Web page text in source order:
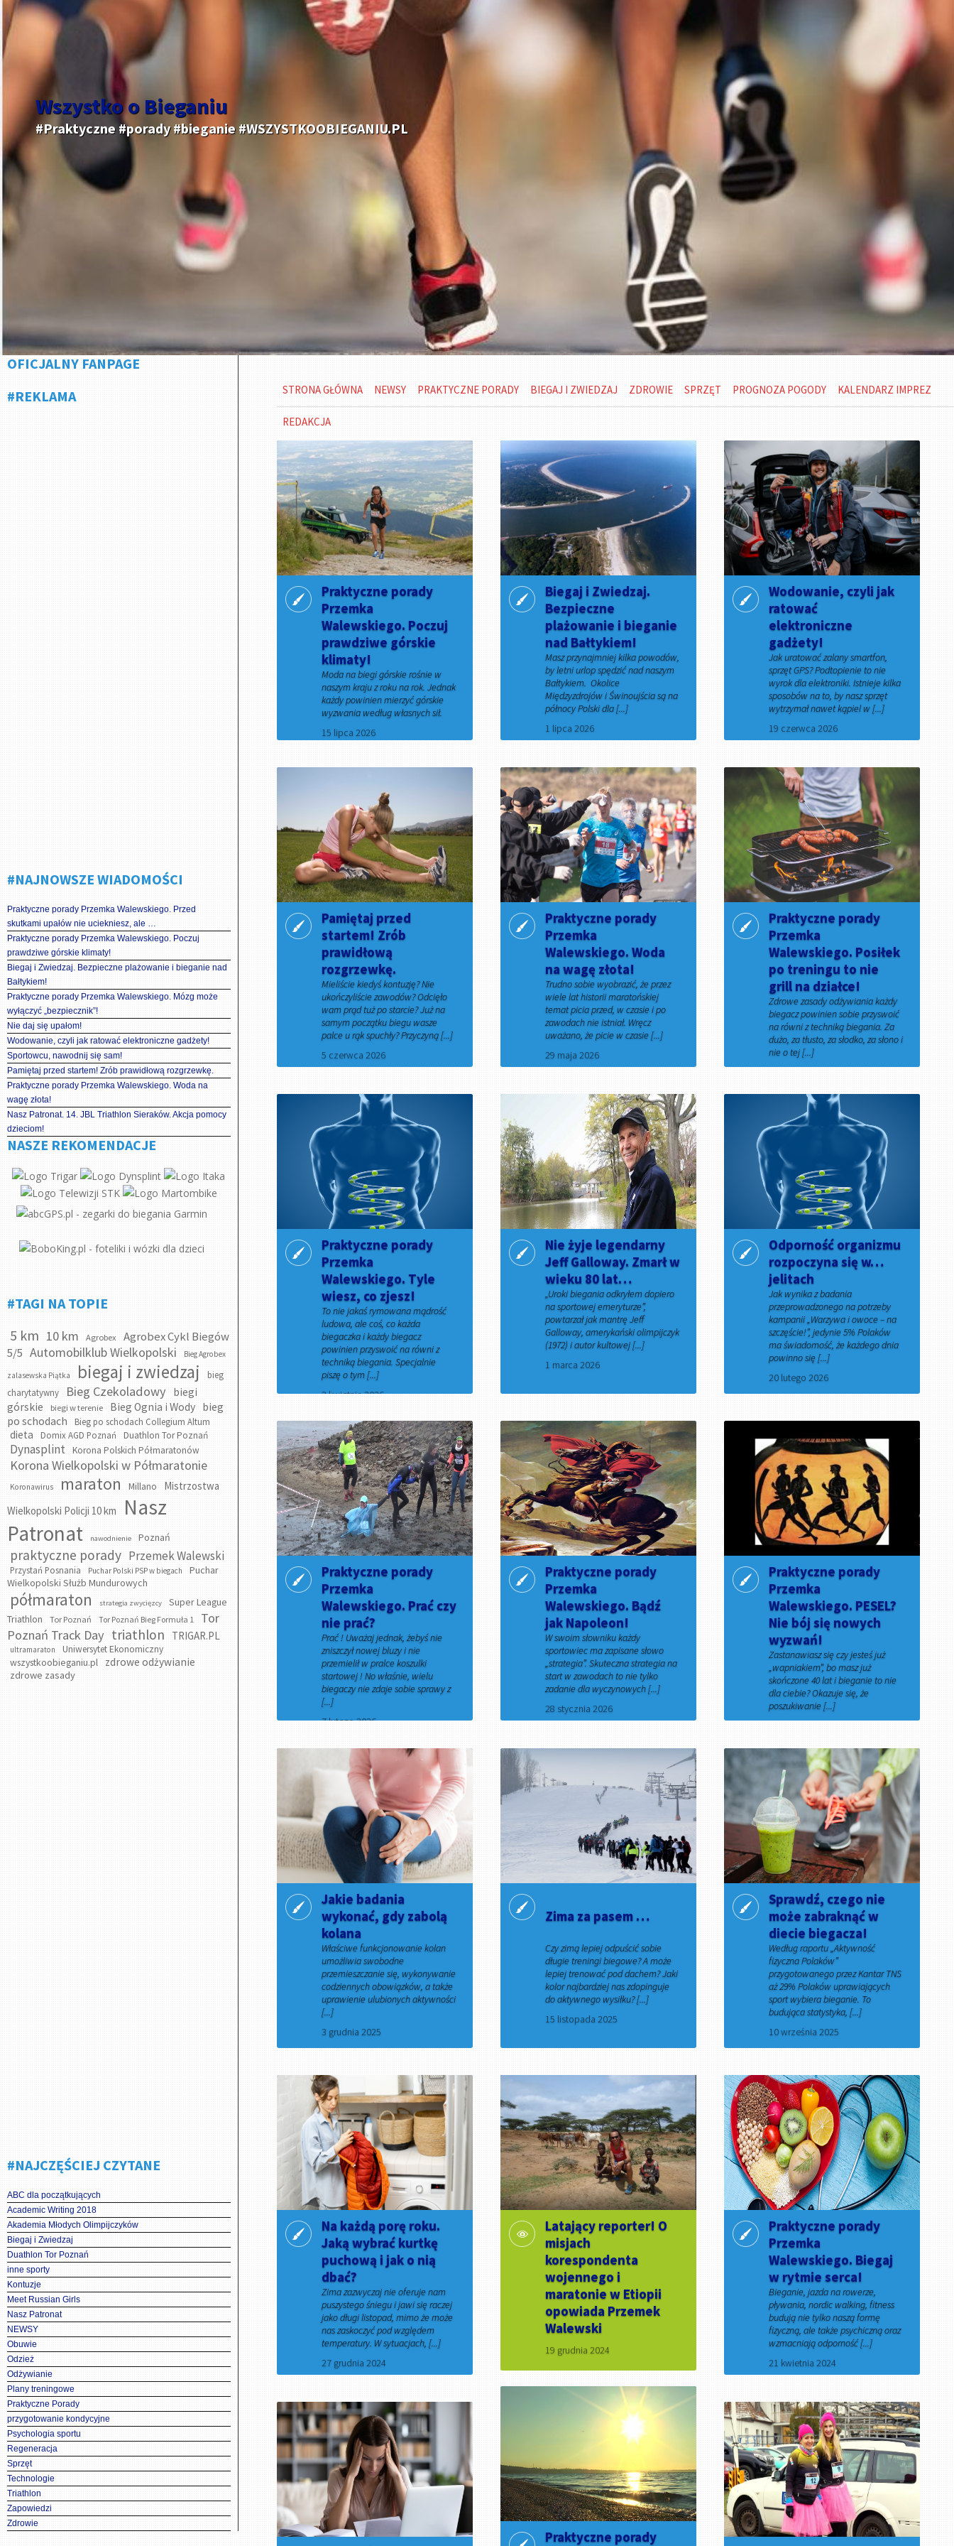
Wszystko o Bieganiu
#Praktyczne #porady #bieganie #WSZYSTKOOBIEGANIU.PL
OFICJALNY FANPAGE
#REKLAMA
#NAJNOWSZE WIADOMOŚCI
Praktyczne porady Przemka Walewskiego. Przed
skutkami upałów nie uciekniesz, ale …
Praktyczne porady Przemka Walewskiego. Poczuj
prawdziwe górskie klimaty!
Biegaj i Zwiedzaj. Bezpieczne plażowanie i bieganie nad
Bałtykiem!
Praktyczne porady Przemka Walewskiego. Mózg może
wyłączyć „bezpiecznik”!
Nie daj się upałom!
Wodowanie, czyli jak ratować elektroniczne gadżety!
Sportowcu, nawodnij się sam!
Pamiętaj przed startem! Zrób prawidłową rozgrzewkę.
Praktyczne porady Przemka Walewskiego. Woda na
wagę złota!
Nasz Patronat. 14. JBL Triathlon Sieraków. Akcja pomocy
dzieciom!
NASZE REKOMENDACJE
#TAGI NA TOPIE
5 km 10 km Agrobex
Agrobex Cykl Biegów
5/5 Automobilklub Wielkopolski Bieg Agrobex
zalasewska Piątka biegaj i zwiedzaj
bieg
charytatywny
Bieg Czekoladowy
biegi
górskie
biegi w terenie Bieg Ognia i Wody bieg
po schodach
Bieg po schodach Collegium Altum
dieta Domix AGD Poznań Duathlon Tor Poznań
Dynasplint Korona Polskich Półmaratonów
Korona Wielkopolski w Półmaratonie
Koronawirus maraton Millano
Mistrzostwa
Wielkopolski Policji 10 km
Nasz
Patronat
nawodnienie Poznań
praktyczne porady Przemek Walewski
Przystań Posnania Puchar Polski PSP w biegach
Puchar
Wielkopolski Służb Mundurowych
półmaraton strategia zwycięzcy
Super League
Triathlon
Tor Poznań Tor Poznań Bieg Formuła 1
Tor
Poznań Track Day triathlon TRIGAR.PL
ultramaraton Uniwersytet Ekonomiczny
wszystkoobieganiu.pl zdrowe odżywianie
zdrowe zasady
#NAJCZĘŚCIEJ CZYTANE
ABC dla początkujących
Academic Writing 2018
Akademia Młodych Olimpijczyków
Biegaj i Zwiedzaj
Duathlon Tor Poznań
inne sporty
Kontuzje
Meet Russian Girls
Nasz Patronat
NEWSY
Obuwie
Odzież
Odżywianie
Plany treningowe
Praktyczne Porady
przygotowanie kondycyjne
Psychologia sportu
Regeneracja
Sprzęt
Technologie
Triathlon
Zapowiedzi
Zdrowie
STRONA GŁÓWNA NEWSY PRAKTYCZNE PORADY BIEGAJ I ZWIEDZAJ ZDROWIE SPRZĘT PROGNOZA POGODY KALENDARZ IMPREZ
REDAKCJA
Praktyczne porady
Przemka
Walewskiego. Poczuj
prawdziwe górskie
klimaty!
Moda na biegi górskie rośnie w
naszym kraju z roku na rok. Jednak
każdy powinien mierzyć górskie
wyzwania według własnych sił.
15 lipca 2026
Biegaj i Zwiedzaj.
Bezpieczne
plażowanie i bieganie
nad Bałtykiem!
Masz przynajmniej kilka powodów,
by letni urlop spędzić nad naszym
Bałtykiem. Okolice
Międzyzdrojów i Świnoujścia są na
północy Polski dla [...]
1 lipca 2026
Wodowanie, czyli jak
ratować
elektroniczne
gadżety!
Jak uratować zalany smartfon,
sprzęt GPS? Podtopienie to nie
wyrok dla elektroniki. Istnieje kilka
sposobów na to, by nasz sprzęt
wytrzymał nawet kąpiel w [...]
19 czerwca 2026
Pamiętaj przed
startem! Zrób
prawidłową
rozgrzewkę.
Mieliście kiedyś kontuzję? Nie
ukończyliście zawodów? Odcięło
wam prąd tuż po starcie? Już na
samym początku biegu wasze
palce u rąk spuchły? Przyczyną [...]
5 czerwca 2026
Praktyczne porady
Przemka
Walewskiego. Woda
na wagę złota!
Trudno sobie wyobrazić, że przez
wiele lat historii maratońskiej
temat picia przed, w czasie i po
zawodach nie istniał. Wręcz
uważano, że picie w czasie [...]
29 maja 2026
Praktyczne porady
Przemka
Walewskiego. Posiłek
po treningu to nie
grill na działce!
Zdrowe zasady odżywiania każdy
biegacz powinien sobie przyswoić
na równi z techniką biegania. Za
dużo, za tłusto, za słodko, za słono i
nie o tej [...]
Praktyczne porady
Przemka
Walewskiego. Tyle
wiesz, co zjesz!
To nie jakaś rymowana mądrość
ludowa, ale coś, co każda
biegaczka i każdy biegacz
powinien przyswoić na równi z
techniką biegania. Specjalnie
piszę o tym [...]
2 kwietnia 2026
Nie żyje legendarny
Jeff Galloway. Zmarł w
wieku 80 lat…
„Uroki biegania odkryłem dopiero
na sportowej emeryturze”,
powtarzał jak mantrę Jeff
Galloway, amerykański olimpijczyk
(1972) i autor kultowej [...]
1 marca 2026
Odporność organizmu
rozpoczyna się w…
jelitach
Jak wynika z badania
przeprowadzonego na potrzeby
kampanii „Warzywa i owoce – na
szczęście!”, jedynie 5% Polaków
ma świadomość, że każdego dnia
powinno się [...]
20 lutego 2026
Praktyczne porady
Przemka
Walewskiego. Prać czy
nie prać?
Prać ! Uważaj jednak, żebyś nie
zniszczył nowej bluzy i nie
przemielił w pralce koszulki
startowej ! No właśnie, wielu
biegaczy nie zdaje sobie sprawy z
[...]
7 lutego 2026
Praktyczne porady
Przemka
Walewskiego. Bądź
jak Napoleon!
W swoim słowniku każdy
sportowiec ma zapisane słowo
„strategia”. Skuteczna strategia na
start w zawodach to nie tylko
zadanie dla wyczynowych [...]
28 stycznia 2026
Praktyczne porady
Przemka
Walewskiego. PESEL?
Nie bój się nowych
wyzwań!
Zastanawiasz się czy jesteś już
„wapniakiem”, bo masz już
skończone 40 lat i bieganie to nie
dla ciebie? Okazuje się, że
poszukiwanie [...]
Jakie badania
wykonać, gdy zabolą
kolana
Właściwe funkcjonowanie kolan
umożliwia swobodne
przemieszczanie się, wykonywanie
codziennych obowiązków, a także
uprawienie ulubionych aktywności
[...]
3 grudnia 2025
Zima za pasem …
Czy zimą lepiej odpuścić sobie
długie treningi biegowe? A może
lepiej trenować pod dachem? Jaki
kolor najbardziej nas zdopinguje
do aktywnego wysiłku? [...]
15 listopada 2025
Sprawdź, czego nie
może zabraknąć w
diecie biegacza!
Według raportu „Aktywność
fizyczna Polaków”
przygotowanego przez Kantar TNS
aż 29% Polaków uprawiających
sport wybiera bieganie. To
budująca statystyka, [...]
10 września 2025
Na każdą porę roku.
Jaką wybrać kurtkę
puchową i jak o nią
dbać?
Zima zazwyczaj nie oferuje nam
puszystego śniegu i jawi się raczej
jako długi listopad, mimo że może
nas zaskoczyć pod względem
temperatury. W sytuacjach, [...]
27 grudnia 2024
Latający reporter! O
misjach
korespondenta
wojennego i
maratonie w Etiopii
opowiada Przemek
Walewski
19 grudnia 2024
Praktyczne porady
Przemka
Walewskiego. Biegaj
w rytmie serca!
Bieganie, jazda na rowerze,
pływania, nordic walking, fitness
budują nie tylko naszą formę
fizyczną, ale także psychiczną oraz
wzmacniają odporność [...]
21 kwietnia 2024
Praktyczne porady